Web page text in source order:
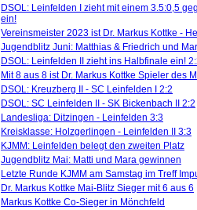
DSOL: Leinfelden I zieht mit einem 3.5:0,5
ein!
Vereinsmeister 2023 ist Dr. Markus Kottke -
Jugendblitz Juni: Matthias & Friedrich und
DSOL: Leinfelden II zieht ins Halbfinale ein!
Mit 8 aus 8 ist Dr. Markus Kottke Spieler des
DSOL: Kreuzberg II - SC Leinfelden I 2:2
DSOL: SC Leinfelden II - SK Bickenbach II 2:2
Landesliga: Ditzingen - Leinfelden 3:3
Kreisklasse: Holzgerlingen - Leinfelden II 3:3
KJMM: Leinfelden belegt den zweiten Platz
Jugendblitz Mai: Matti und Mara gewinnen
Letzte Runde KJMM am Samstag im Treff
Dr. Markus Kottke Mai-Blitz Sieger mit 6 aus 6
Markus Kottke Co-Sieger in Mönchfeld